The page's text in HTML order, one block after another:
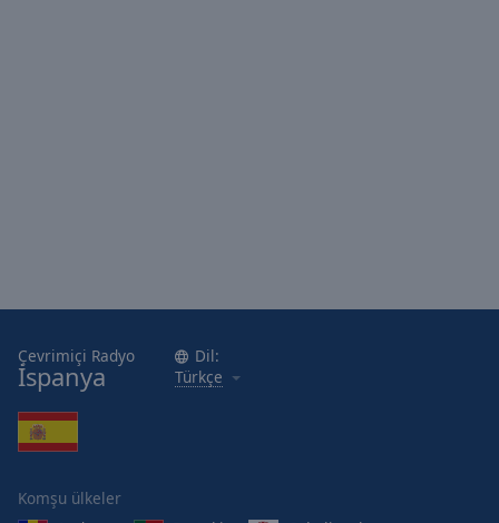
Font
Family
Done
Çevrimiçi Radyo
İspanya
Dil:
Türkçe
Komşu ülkeler